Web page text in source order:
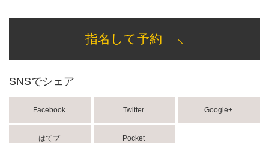
指名して予約
SNSでシェア
Facebook Twitter Google+
はてブ Pocket